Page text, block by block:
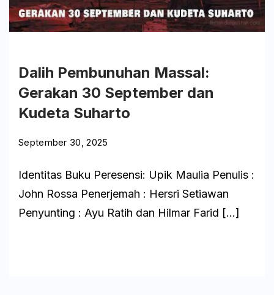
Dalih Pembunuhan Massal:
Gerakan 30 September dan
Kudeta Suharto
September 30, 2025
Identitas Buku Peresensi: Upik Maulia Penulis :
John Rossa Penerjemah : Hersri Setiawan
Penyunting : Ayu Ratih dan Hilmar Farid […]